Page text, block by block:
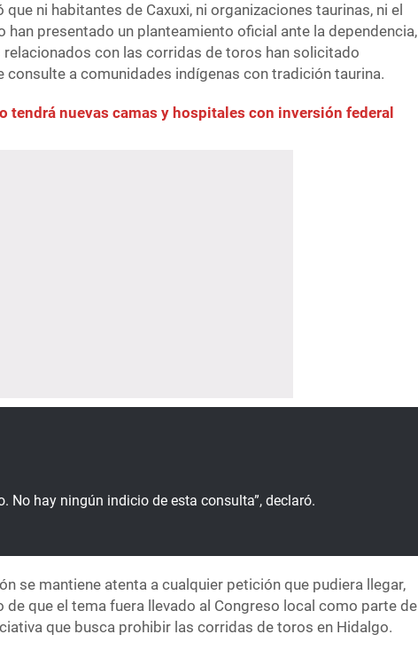
ni habitantes de Caxuxi, ni organizaciones taurinas, ni el
han presentado un planteamiento oficial ante la dependencia,
relacionados con las corridas de toros han solicitado
consulte a comunidades indígenas con tradición taurina.
tendrá nuevas camas y hospitales con inversión federal
No hay ningún indicio de esta consulta”, declaró.
se mantiene atenta a cualquier petición que pudiera llegar,
de que el tema fuera llevado al Congreso local como parte de
que busca prohibir las corridas de toros en Hidalgo.